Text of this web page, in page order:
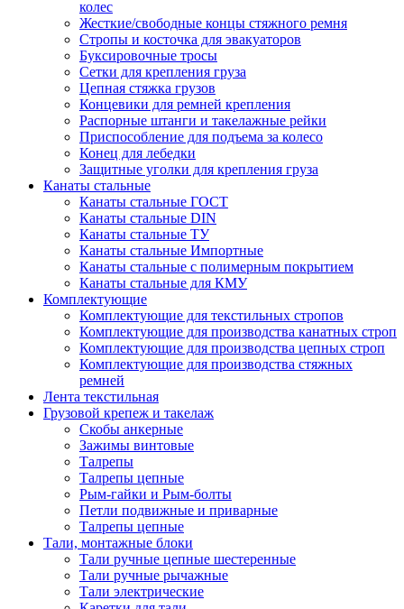
колес
Жесткие/свободные концы стяжного ремня
Стропы и косточка для эвакуаторов
Буксировочные тросы
Сетки для крепления груза
Цепная стяжка грузов
Концевики для ремней крепления
Распорные штанги и такелажные рейки
Приспособление для подъема за колесо
Конец для лебедки
Защитные уголки для крепления груза
Канаты стальные
Канаты стальные ГОСТ
Канаты стальные DIN
Канаты стальные ТУ
Канаты стальные Импортные
Канаты стальные с полимерным покрытием
Канаты стальные для КМУ
Комплектующие
Комплектующие для текстильных стропов
Комплектующие для производства канатных строп
Комплектующие для производства цепных строп
Комплектующие для производства стяжных
ремней
Лента текстильная
Грузовой крепеж и такелаж
Скобы анкерные
Зажимы винтовые
Талрепы
Талрепы цепные
Рым-гайки и Рым-болты
Петли подвижные и приварные
Талрепы цепные
Тали, монтажные блоки
Тали ручные цепные шестеренные
Тали ручные рычажные
Тали электрические